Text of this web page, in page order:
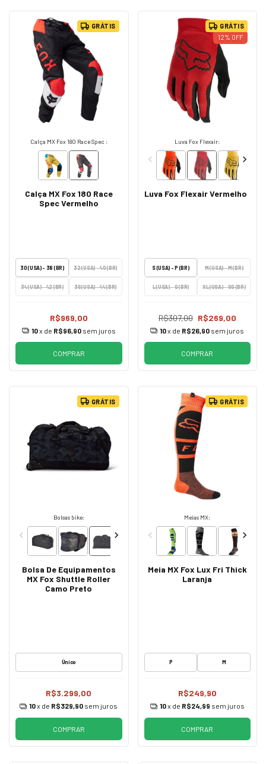
GRÁTIS
Calça MX Fox 180 Race Spec :
Calça MX Fox 180 Race
Spec Vermelho
30 (USA) - 38 (BR) 32 (USA) - 40 (BR)
34 (USA) - 42 (BR) 36 (USA) - 44 (BR)
R$969,00
10x de R$96,90 sem juros
COMPRAR
12% OFF
GRÁTIS
Luva Fox Flexair:
Luva Fox Flexair Vermelho
S (USA) - P (BR) M (USA) - M (BR)
L (USA) - G (BR) XL (USA) - GG (BR)
R$307,00 R$269,00
10x de R$26,90 sem juros
COMPRAR
GRÁTIS
Bolsas bike:
Bolsa De Equipamentos
MX Fox Shuttle Roller
Camo Preto
Único
R$3.299,00
10x de R$329,90 sem juros
COMPRAR
GRÁTIS
Meias MX:
Meia MX Fox Lux Fri Thick
Laranja
P M
R$249,90
10x de R$24,99 sem juros
COMPRAR